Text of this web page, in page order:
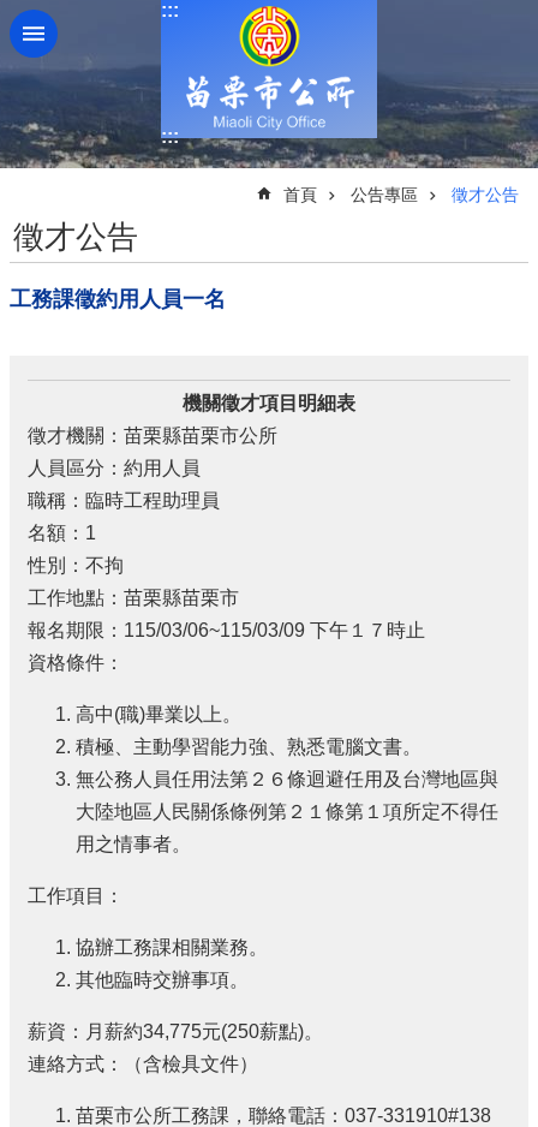
跳到主要內容區塊
:::
:::
首頁 公告專區 徵才公告
徵才公告
工務課徵約用人員一名
機關徵才項目明細表
徵才機關：苗栗縣苗栗市公所
人員區分：約用人員
職稱：臨時工程助理員
名額：1
性別：不拘
工作地點：苗栗縣苗栗市
報名期限：115/03/06~115/03/09 下午１７時止
資格條件：
高中(職)畢業以上。
積極、主動學習能力強、熟悉電腦文書。
無公務人員任用法第２６條迴避任用及台灣地區與
大陸地區人民關係條例第２１條第１項所定不得任
用之情事者。
工作項目：
協辦工務課相關業務。
其他臨時交辦事項。
薪資：月薪約34,775元(250薪點)。
連絡方式：（含檢具文件）
苗栗市公所工務課，聯絡電話：037-331910#138